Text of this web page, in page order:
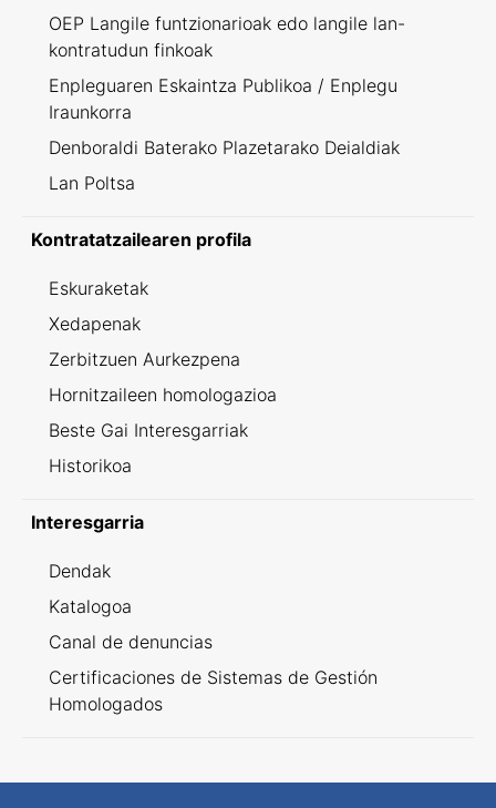
OEP Langile funtzionarioak edo langile lan-
kontratudun finkoak
Enpleguaren Eskaintza Publikoa / Enplegu
Iraunkorra
Denboraldi Baterako Plazetarako Deialdiak
Lan Poltsa
Kontratatzailearen profila
Eskuraketak
Xedapenak
Zerbitzuen Aurkezpena
Hornitzaileen homologazioa
Beste Gai Interesgarriak
Historikoa
Interesgarria
Dendak
Katalogoa
Canal de denuncias
Certificaciones de Sistemas de Gestión
Homologados